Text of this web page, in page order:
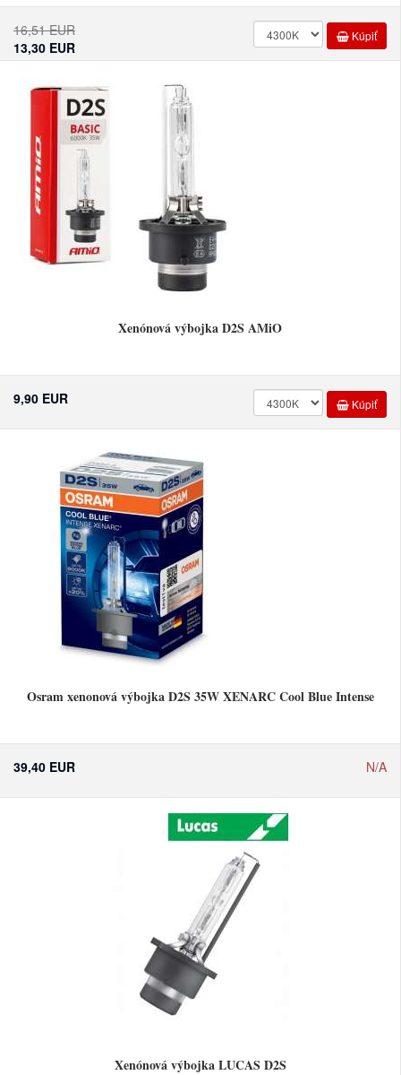
Kúpiť
16,51 EUR
13,30 EUR
Xenónová výbojka D2S AMiO
Kúpiť
9,90 EUR
Osram xenonová výbojka D2S 35W XENARC Cool Blue Intense
N/A
39,40 EUR
Xenónová výbojka LUCAS D2S